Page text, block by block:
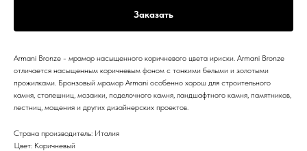
Заказать
Armani Bronze - мрамор насыщенного коричневого цвета ириски. Armani Bronze
отличается насыщенным коричневым фоном с тонкими белыми и золотыми
прожилками. Бронзовый мрамор Armani особенно хорош для строительного
камня, столешниц, мозаики, поделочного камня, ландшафтного камня, памятников,
лестниц, мощения и других дизайнерских проектов.
Страна производитель: Италия
Цвет: Коричневый